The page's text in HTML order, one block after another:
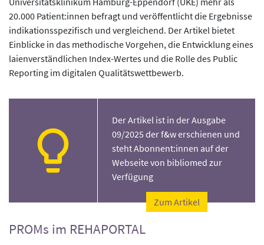
20.000 Patient:innen befragt und veröffentlicht die Ergebnisse
indikationsspezifisch und vergleichend. Der Artikel bietet
Einblicke in das methodische Vorgehen, die Entwicklung eines
laienverständlichen Index-Wertes und die Rolle des Public
Reporting im digitalen Qualitätswettbewerb.
Der Artikel ist in der Ausgabe
09/2025 der f&w erschienen und
steht Abonnent:innen auf der
Webseite von bibliomed zur
Verfügung
Zum Artikel
PROMs im REHAPORTAL